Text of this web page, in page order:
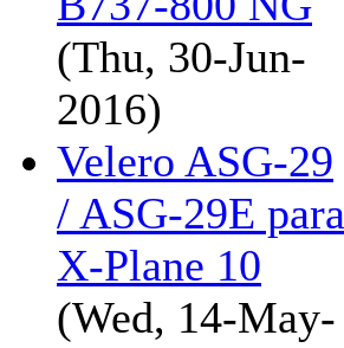
(Thu, 30-Jun-
2016)
Velero ASG-29
/ ASG-29E para
X-Plane 10
(Wed, 14-May-